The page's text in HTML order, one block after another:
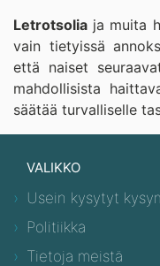
Letrotsolia ja muita
vain tietyissä
että naiset
mahdollisista
säätää turvalliselle
VALIKKO
Usein kysytyt
Politiikka
Tietoja meistä